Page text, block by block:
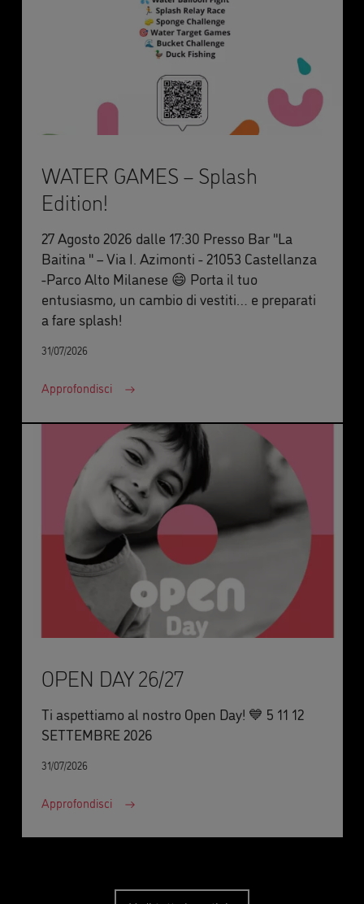
WATER GAMES – Splash
Edition!
27 Agosto 2026 dalle 17:30 Presso Bar ''La
Baitina '' – Via I. Azimonti - 21053 Castellanza
-Parco Alto Milanese 😄 Porta il tuo
entusiasmo, un cambio di vestiti… e preparati
a fare splash!
31/07/2026
Approfondisci
OPEN DAY 26/27
Ti aspettiamo al nostro Open Day! 💙 5 11 12
SETTEMBRE 2026
31/07/2026
Approfondisci